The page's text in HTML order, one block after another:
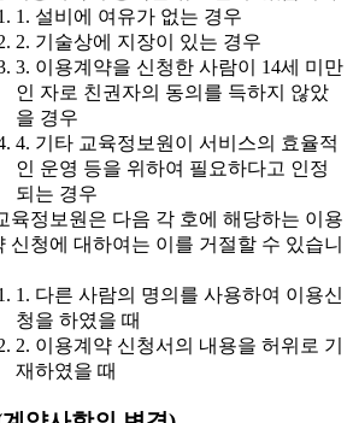
1. 설비에 여유가 없는 경우
2. 기술상에 지장이 있는 경우
3. 이용계약을 신청한 사람이 14세 미만
인 자로 친권자의 동의를 득하지 않았
을 경우
4. 기타 교육정보원이 서비스의 효율적
인 운영 등을 위하여 필요하다고 인정
되는 경우
정보원은 다음 각 호에 해당하는 이용
신청에 대하여는 이를 거절할 수 있습니
1. 다른 사람의 명의를 사용하여 이용신
청을 하였을 때
2. 이용계약 신청서의 내용을 허위로 기
재하였을 때